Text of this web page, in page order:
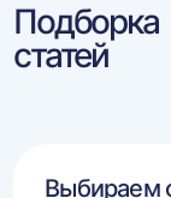
Подборка
статей
Выбираем